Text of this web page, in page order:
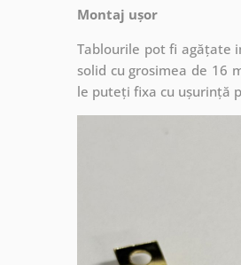
Montaj ușor
Tablourile pot fi agățate
solid cu grosimea de 16
le puteți fixa cu ușurință